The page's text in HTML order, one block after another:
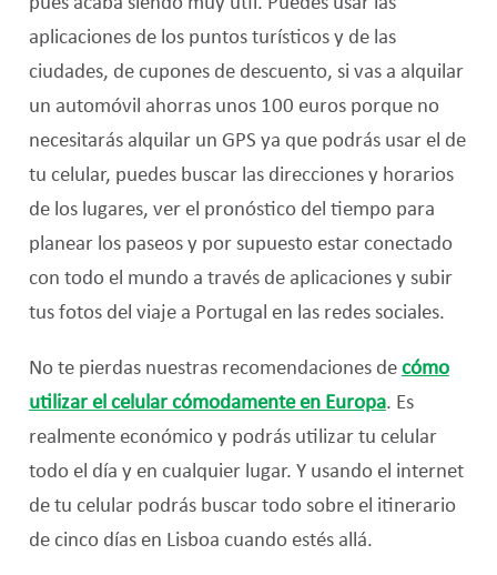
aplicaciones de los puntos turísticos y de las
ciudades, de cupones de descuento, si vas a alquilar
un automóvil ahorras unos 100 euros porque no
necesitarás alquilar un GPS ya que podrás usar el de
tu celular, puedes buscar las direcciones y horarios
de los lugares, ver el pronóstico del tiempo para
planear los paseos y por supuesto estar conectado
con todo el mundo a través de aplicaciones y subir
tus fotos del viaje a Portugal en las redes sociales.
No te pierdas nuestras recomendaciones de cómo
utilizar el celular cómodamente en Europa. Es
realmente económico y podrás utilizar tu celular
todo el día y en cualquier lugar. Y usando el internet
de tu celular podrás buscar todo sobre el itinerario
de cinco días en Lisboa cuando estés allá.